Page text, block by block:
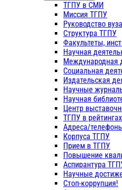
ТГПУ в СМИ
Миссия ТГПУ
Руководство вуза
Структура ТГПУ
Факультеты,
Научная
Международная
Социальная
Издательская
Научные
Научная
Центр
ТГПУ в рейтингах
Адреса/
Корпуса ТГПУ
Прием в ТГПУ
Повышение
Аспирантура
Научные
Стоп-коррупция!